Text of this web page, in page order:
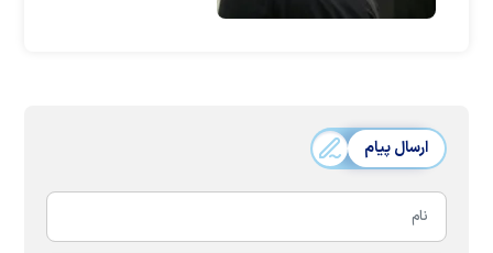
برای شما آزاد باشد اما
ببندید| صلح با ایران
ارسال پیام